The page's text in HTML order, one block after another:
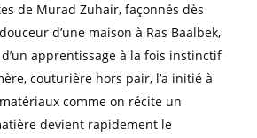
de Murad Zuhair, façonnés dès
d’une maison à Ras Baalbek,
apprentissage à la fois instinctif
couturière hors pair, l’a initié à
comme on récite un
devient rapidement le